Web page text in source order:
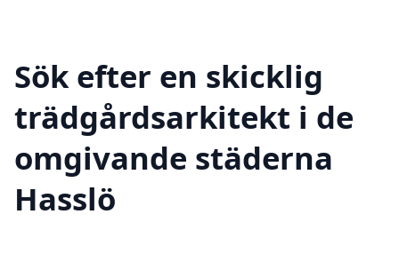
Sök efter en skicklig
trädgårdsarkitekt i de
omgivande städerna
Hasslö